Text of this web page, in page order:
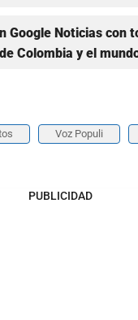
Google Noticias con
Colombia y el
Voz Populi
PUBLICIDAD